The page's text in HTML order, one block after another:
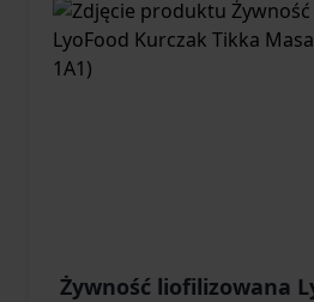
Żywność liofilizowana